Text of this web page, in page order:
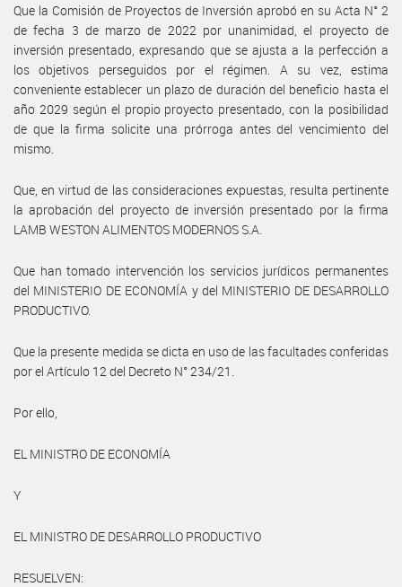
Que la Comisión de Proyectos de Inversión aprobó en su Acta N° 2
de fecha 3 de marzo de 2022 por unanimidad, el proyecto de
inversión presentado, expresando que se ajusta a la perfección a
los objetivos perseguidos por el régimen. A su vez, estima
conveniente establecer un plazo de duración del beneficio hasta el
año 2029 según el propio proyecto presentado, con la posibilidad
de que la firma solicite una prórroga antes del vencimiento del
mismo.
Que, en virtud de las consideraciones expuestas, resulta pertinente
la aprobación del proyecto de inversión presentado por la firma
LAMB WESTON ALIMENTOS MODERNOS S.A.
Que han tomado intervención los servicios jurídicos permanentes
del MINISTERIO DE ECONOMÍA y del MINISTERIO DE DESARROLLO
PRODUCTIVO.
Que la presente medida se dicta en uso de las facultades conferidas
por el Artículo 12 del Decreto N° 234/21.
Por ello,
EL MINISTRO DE ECONOMÍA
Y
EL MINISTRO DE DESARROLLO PRODUCTIVO
RESUELVEN: